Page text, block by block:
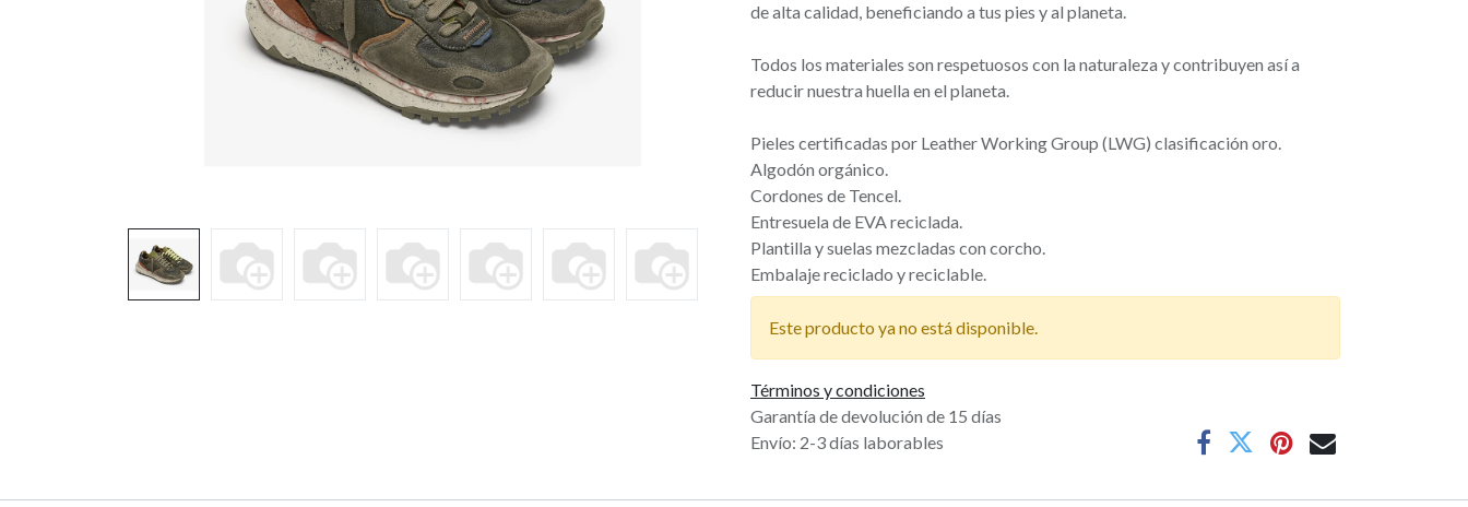
de alta calidad, beneficiando a tus pies y al planeta.
Todos los materiales son respetuosos con la naturaleza y contribuyen así a
reducir nuestra huella en el planeta.
Pieles certificadas por Leather Working Group (LWG) clasificación oro.
Algodón orgánico.
Cordones de Tencel.
Entresuela de EVA reciclada.
Plantilla y suelas mezcladas con corcho.
Embalaje reciclado y reciclable.
Este producto ya no está disponible.
Términos y condiciones
Garantía de devolución de 15 días
Envío: 2-3 días laborables